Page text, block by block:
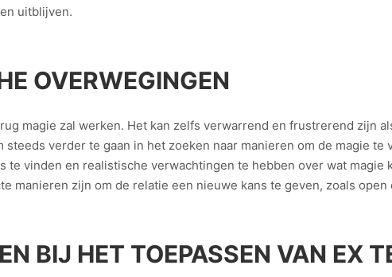
uitblijven.
OVERWEGINGEN
magie zal werken. Het kan zelfs verwarrend en frustrerend zijn
steeds verder te gaan in het zoeken naar manieren om de magie
te vinden en realistische verwachtingen te hebben over wat magie
manieren zijn om de relatie een nieuwe kans te geven, zoals
BIJ HET TOEPASSEN VAN EX